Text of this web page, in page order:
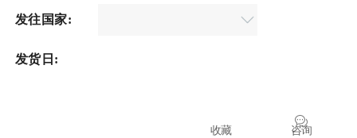
发往国家:
发货日:
咨询
收藏